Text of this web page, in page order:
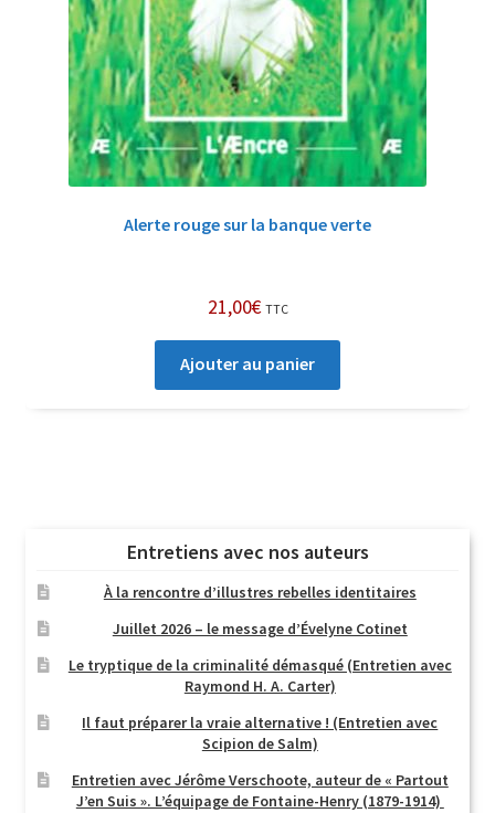
Alerte rouge sur la banque verte
21,00€ TTC
Ajouter au panier
Entretiens avec nos auteurs
À la rencontre d’illustres rebelles identitaires
Juillet 2026 – le message d’Évelyne Cotinet
Le tryptique de la criminalité démasqué (Entretien avec
Raymond H. A. Carter)
Il faut préparer la vraie alternative ! (Entretien avec
Scipion de Salm)
Entretien avec Jérôme Verschoote, auteur de « Partout
J’en Suis ». L’équipage de Fontaine-Henry (1879-1914)